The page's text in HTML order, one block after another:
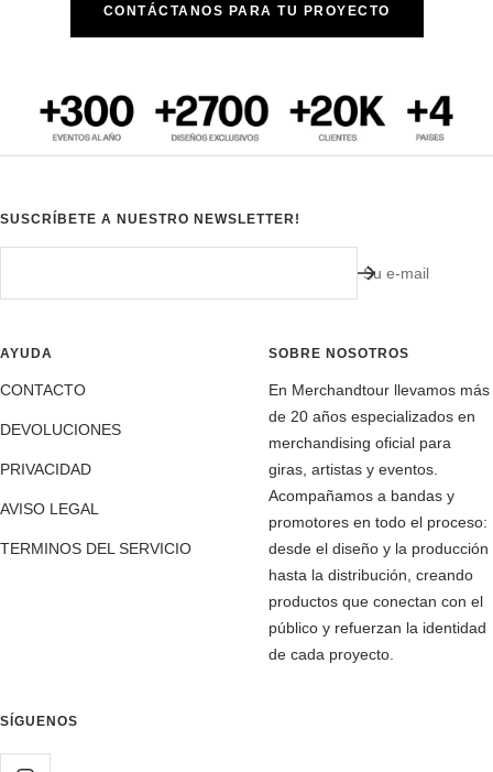
CONTÁCTANOS PARA TU PROYECTO
SUSCRÍBETE A NUESTRO NEWSLETTER!
Su e-mail
AYUDA
CONTACTO
DEVOLUCIONES
PRIVACIDAD
AVISO LEGAL
TERMINOS DEL SERVICIO
SOBRE NOSOTROS
En Merchandtour llevamos más
de 20 años especializados en
merchandising oficial para
giras, artistas y eventos.
Acompañamos a bandas y
promotores en todo el proceso:
desde el diseño y la producción
hasta la distribución, creando
productos que conectan con el
público y refuerzan la identidad
de cada proyecto.
SÍGUENOS